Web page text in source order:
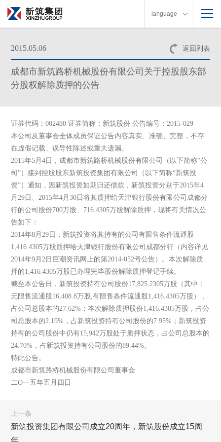
language
返回列表
2015.05.06
成都市新筑路桥机械股份有限公司关于控股股东部
分股权解除质押的公告
证券代码：002480 证券简称：新筑股份 公告编号：2015-029
本公司及董事会全体成员保证公告内容真实、准确、完整，不存
在虚假记载、误导性陈述或重大遗漏。
2015年5月4日，成都市新筑路桥机械股份有限公司（以下简称“公
司”）接到控股股东新筑投资集团有限公司（以下简称“新筑投
资”）通知，因新筑投资如期归还借款，新筑投资分别于2015年4
月29日、2015年4月30日将其质押给天津银行股份有限公司成都分
行的公司股份700万股、716.4305万股解除质押，现将有关情况公
告如下：
2014年8月29日，新筑投资将其持有的公司有限售条件流通股
1,416.4305万股质押给天津银行股份有限公司成都分行（内容详见
2014年9月2日巨潮资讯网上的第2014-052号公告）。本次解除质
押的1,416.4305万股已办理完毕股份解除质押登记手续。
截至本公告日，新筑投资持有公司股份17,825.2305万股（其中：
无限售流通股16,408.8万股,有限售条件流通股1,416.4305万股），
占公司总股本的27.62%；本次解除质押股份1,416.4305万股，占公
司总股本的2.19%，占新筑投资持有公司股份的7.95%；新筑投资
持有的公司股份中仍有15,942万股处于质押状态，占公司总股本的
24.70%，占新筑投资持有公司股份的89.44%。
特此公告。
成都市新筑路桥机械股份有限公司董事会
二O一五年五月四日
上一条
新筑投资集团有限公司成立20周年，新筑股份成立15周
年